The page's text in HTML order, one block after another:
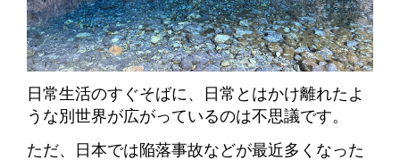
日常生活のすぐそばに、日常とはかけ離れたよ
うな別世界が広がっているのは不思議です。
ただ、日本では陥落事故などが最近多くなった